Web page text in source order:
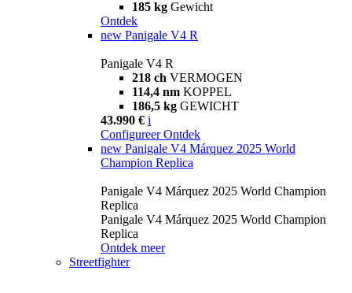
185 kg Gewicht
Ontdek
new Panigale V4 R
Panigale V4 R
218 ch VERMOGEN
114,4 nm KOPPEL
186,5 kg GEWICHT
43.990 € i
Configureer Ontdek
new Panigale V4 Márquez 2025 World
Champion Replica
Panigale V4 Márquez 2025 World Champion
Replica
Panigale V4 Márquez 2025 World Champion
Replica
Ontdek meer
Streetfighter